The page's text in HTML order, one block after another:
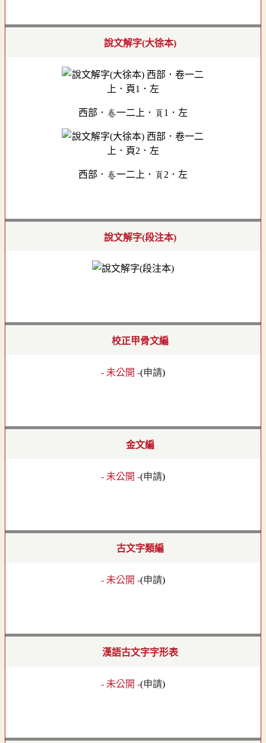
說文解字(大徐本)
西部．卷一二上．頁1．左
西部．卷一二上．頁2．左
說文解字(段注本)
校正甲骨文編
- 未公開 -(申請)
金文編
- 未公開 -(申請)
古文字類編
- 未公開 -(申請)
漢語古文字字形表
- 未公開 -(申請)